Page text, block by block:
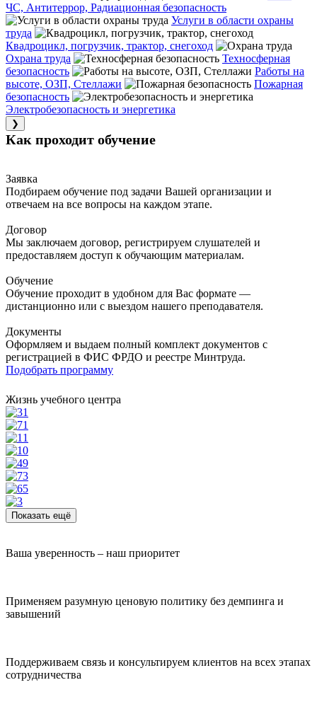
ЧС, Антитеррор, Радиационная безопасность
Услуги в области охраны
труда
Квадроцикл, погрузчик, трактор, снегоход
Охрана труда
Техносферная
безопасность
Работы на
высоте, ОЗП, Стеллажи
Пожарная
безопасность
Электробезопасность и энергетика
❯
Как проходит обучение
Заявка
Подбираем обучение под задачи Вашей организации и
отвечаем на все вопросы на каждом этапе.
Договор
Мы заключаем договор, регистрируем слушателей и
предоставляем доступ к обучающим материалам.
Обучение
Обучение проходит в удобном для Вас формате —
дистанционно или с выездом нашего преподавателя.
Документы
Оформляем и выдаем полный комплект документов с
регистрацией в ФИС ФРДО и реестре Минтруда.
Подобрать программу
Жизнь учебного центра
Показать ещё
Ваша уверенность – наш приоритет
Применяем разумную ценовую политику без демпинга и
завышений
Поддерживаем связь и консультируем клиентов на всех этапах
сотрудничества